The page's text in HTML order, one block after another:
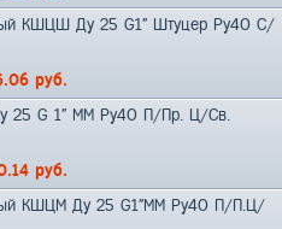
КШЦШ Ду 25 G1" Штуцер Ру40 С/
руб.
25 G 1" ММ Ру40 П/Пр. Ц/Св.
руб.
КШЦМ Ду 25 G1"ММ Ру40 П/П.Ц/